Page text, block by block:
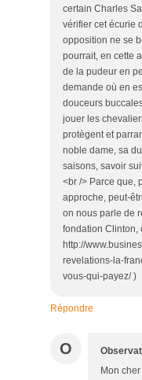
certain Charles
vérifier cet écurie
opposition ne se
pourrait, en cette
de la pudeur en
demande où en
douceurs
jouer les
protègent et
noble dame, sa
saisons, savoir
<br /> Parce que,
approche, peut-
on nous parle de
fondation Clinton,
http://
revelations-la-
vous-qui-payez/ )
Répondre
O
Mon